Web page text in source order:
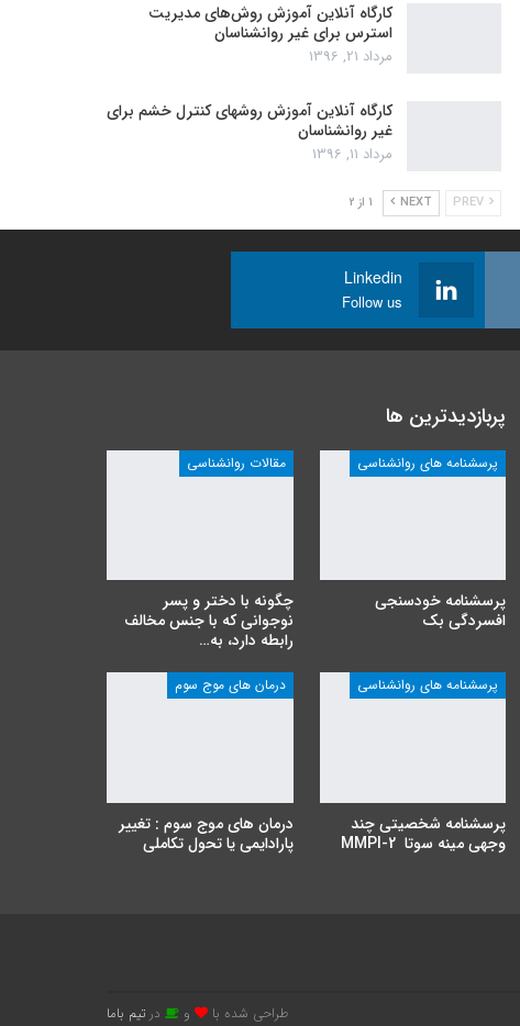
کارگاه آنلاین آموزش روش‌های مدیریت
استرس برای غیر روانشناسان
مرداد 21, 1396
کارگاه آنلاین آموزش روشهای کنترل خشم برای
غیر روانشناسان
مرداد 11, 1396
NEXT 1 از 2
Linkedin
Follow us
پربازدیدترین ها
پرسشنامه های روانشناسی
پرسشنامه خودسنجی
افسردگی بک
مقالات روانشناسی
چگونه با دختر و پسر
نوجوانی که با جنس مخالف
رابطه دارد، به…
پرسشنامه های روانشناسی
پرسشنامه شخصیتی چند
وجهی مینه سوتا MMPI-2
درمان های موج سوم
درمان های موج سوم : تغییر
پارادایمی یا تحول تکاملی
طراحی شده با و در تیم باما